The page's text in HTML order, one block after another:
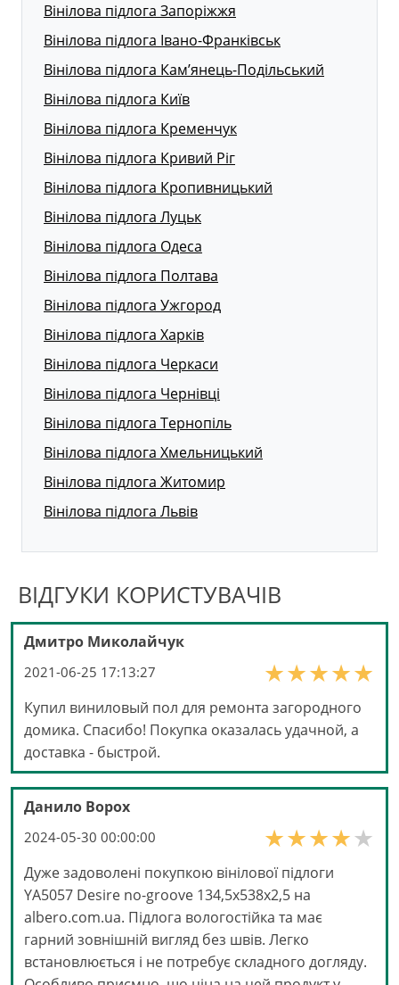
Вінілова підлога Запоріжжя
Вінілова підлога Івано-Франківськ
Вінілова підлога Кам’янець-Подільський
Вінілова підлога Київ
Вінілова підлога Кременчук
Вінілова підлога Кривий Ріг
Вінілова підлога Кропивницький
Вінілова підлога Луцьк
Вінілова підлога Одеса
Вінілова підлога Полтава
Вінілова підлога Ужгород
Вінілова підлога Харків
Вінілова підлога Черкаси
Вінілова підлога Чернівці
Вінілова підлога Тернопіль
Вінілова підлога Хмельницький
Вінілова підлога Житомир
Вінілова підлога Львів
ВІДГУКИ КОРИСТУВАЧІВ
Дмитро Миколайчук
2021-06-25 17:13:27
Купил виниловый пол для ремонта загородного
домика. Спасибо! Покупка оказалась удачной, а
доставка - быстрой.
Данило Ворох
2024-05-30 00:00:00
Дуже задоволені покупкою вінілової підлоги
YA5057 Desire no-groove 134,5x538x2,5 на
albero.com.ua. Підлога вологостійка та має
гарний зовнішній вигляд без швів. Легко
встановлюється і не потребує складного догляду.